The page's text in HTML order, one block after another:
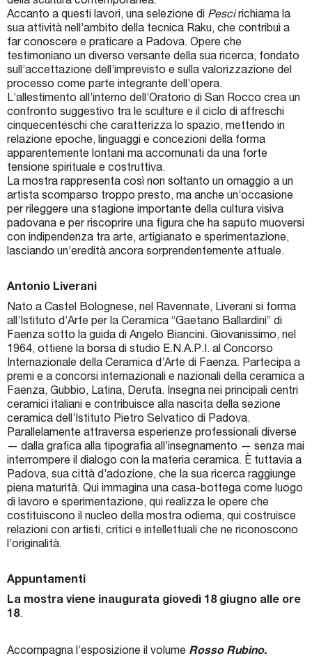
Accanto a questi lavori, una selezione di Pescirichiama la
sua attività nell’ambito della tecnica Raku, che contribuì a
far conoscere e praticare a Padova. Opere che
testimoniano un diverso versante della sua ricerca, fondato
sull’accettazione dell’imprevisto e sulla valorizzazione del
processo come parte integrante dell’opera.
L’allestimento all’interno dell’Oratorio di San Rocco crea un
confronto suggestivo tra le sculture e il ciclo di affreschi
cinquecenteschi che caratterizza lo spazio, mettendo in
relazione epoche, linguaggi e concezioni della forma
apparentemente lontani ma accomunati da una forte
tensione spirituale e costruttiva.
La mostra rappresenta così non soltanto un omaggio a un
artista scomparso troppo presto, ma anche un’occasione
per rileggere una stagione importante della cultura visiva
padovana e per riscoprire una figura che ha saputo muoversi
con indipendenza tra arte, artigianato e sperimentazione,
lasciando un’eredità ancora sorprendentemente attuale.
Antonio Liverani
Nato a Castel Bolognese, nel Ravennate, Liverani si forma
all’Istituto d’Arte per la Ceramica “Gaetano Ballardini” di
Faenza sotto la guida di Angelo Biancini. Giovanissimo, nel
1964, ottiene la borsa di studio E.N.A.P.I. al Concorso
Internazionale della Ceramica d’Arte di Faenza. Partecipa a
premi e a concorsi internazionali e nazionali della ceramica a
Faenza, Gubbio, Latina, Deruta. Insegna nei principali centri
ceramici italiani e contribuisce alla nascita della sezione
ceramica dell’Istituto Pietro Selvatico di Padova.
Parallelamente attraversa esperienze professionali diverse
— dalla grafica alla tipografia all’insegnamento — senza mai
interrompere il dialogo con la materia ceramica. È tuttavia a
Padova, sua città d’adozione, che la sua ricerca raggiunge
piena maturità. Qui immagina una casa-bottega come luogo
di lavoro e sperimentazione, qui realizza le opere che
costituiscono il nucleo della mostra odierna, qui costruisce
relazioni con artisti, critici e intellettuali che ne riconoscono
l’originalità.
Appuntamenti
La mostra viene inaugurata giovedì 18 giugno alle ore
18.
Accompagna l’esposizione il volume Rosso Rubino.